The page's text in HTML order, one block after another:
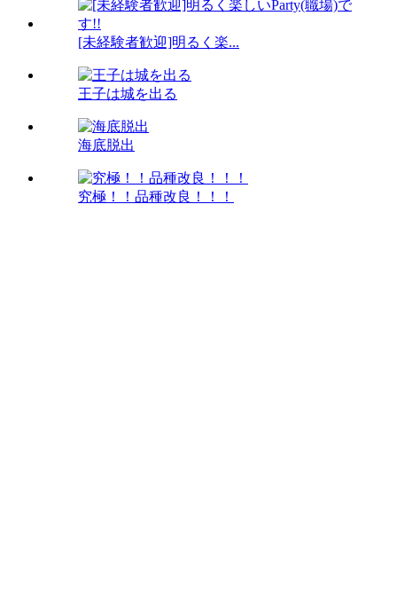
[未経験者歓迎]明るく楽...
王子は城を出る
海底脱出
究極！！品種改良！！！